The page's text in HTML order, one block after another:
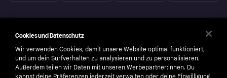
Cookies und Datenschutz
Wir verwenden Cookies, damit unsere Website optimal funktioniert,
und um dein Surfverhalten zu analysieren und zu personalisieren.
Außerdem teilen wir Daten mit unseren Werbepartner:innen. Du
kannst deine Präferenzen jederzeit verwalten oder deine Einwilligung